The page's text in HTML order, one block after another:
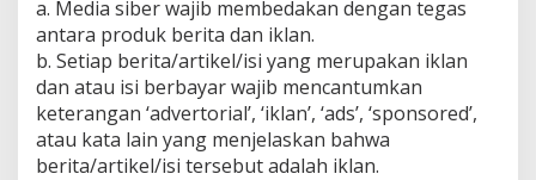
a. Media siber wajib membedakan dengan tegas
antara produk berita dan iklan.
b. Setiap berita/artikel/isi yang merupakan iklan
dan atau isi berbayar wajib mencantumkan
keterangan ‘advertorial’, ‘iklan’, ‘ads’, ‘sponsored’,
atau kata lain yang menjelaskan bahwa
berita/artikel/isi tersebut adalah iklan.